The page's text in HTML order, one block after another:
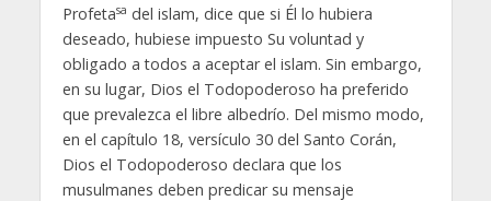
Profetasa del islam, dice que si Él lo hubiera
deseado, hubiese impuesto Su voluntad y
obligado a todos a aceptar el islam. Sin embargo,
en su lugar, Dios el Todopoderoso ha preferido
que prevalezca el libre albedrío. Del mismo modo,
en el capítulo 18, versículo 30 del Santo Corán,
Dios el Todopoderoso declara que los
musulmanes deben predicar su mensaje